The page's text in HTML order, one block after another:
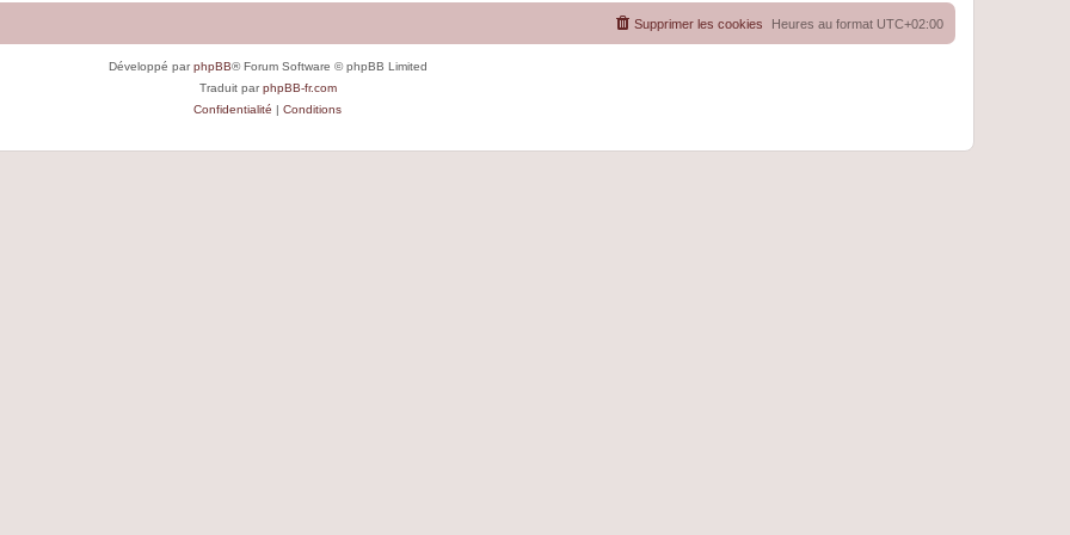
Heures au format UTC+02:00
Supprimer les cookies
Développé parphpBB® Forum Software © phpBB Limited
Traduit parphpBB-fr.com
Confidentialité | Conditions